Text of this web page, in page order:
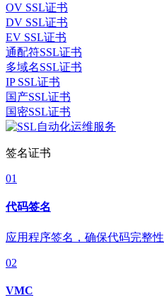
OV SSL证书
DV SSL证书
EV SSL证书
通配符SSL证书
多域名SSL证书
IP SSL证书
国产SSL证书
国密SSL证书
签名证书
01
代码签名
应用程序签名，确保代码完整性
02
VMC